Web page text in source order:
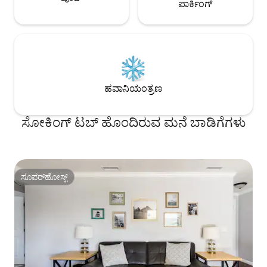
ಸಂತೋಷಪಡುತ್ತೇವೆ,
ಸಹ ಗೌರವಿಸುತ್ತೇವೆ. ಹಾಲಿವುಡ್, ಬೀಚ್‌ವುಡ್
ನಿಮ್ಮನ್ನು ಹಾಲಿವುಡ್
ಬ್ಲಾಕ್‌ಗಳ ದೂರದಲ್ಲಿ
ಪ್ರವೇಶಿಸಲು ಎರಡು
ಇದ್ದೇವೆ ಮತ್ತು
ಮೆಟ್ಟಿಲುಗಳ ಮೇಲೆ
ನಿರೋಧಕವಲ್ಲ,
ಮಕ್ಕಳ
ಕಿಟಕಿಗಳಿವೆ. ನಾವು
ಡೂಡಲ್ ಅನ್ನು
ಹೈಪೋಲಾರ್ಜನಿಕ್ ಮತ್ತು
ಪ್ರತ್ಯೇಕ ಅಂಗಳದಲ್ಲಿ
ಖಂಡಿತವಾಗಿಯೂ
ಪಾರ್ಕಿಂಗ್
ಹವಾನಿಯಂತ್ರಣ
ಸೋಕಿಂಗ್ ಟಬ್ ಹೊಂದಿರುವ ಮನೆ ಬಾಡಿಗೆಗಳು
ಸೂಪರ್‌ಹೋಸ್ಟ್
ಸೂಪರ್‌ಹೋಸ್ಟ್